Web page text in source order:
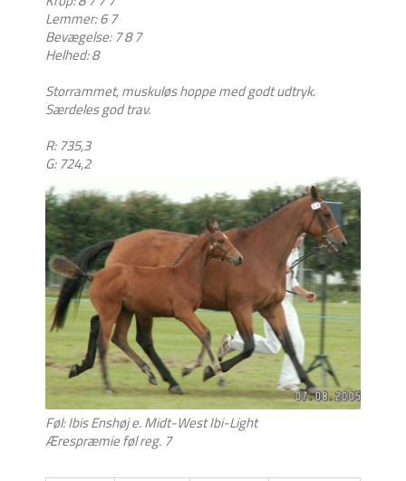
Lemmer: 6 7
Bevægelse: 7 8 7
Helhed: 8
Storrammet, muskuløs hoppe med godt udtryk.
Særdeles god trav.
R: 735,3
G: 724,2
Føl: Ibis Enshøj e. Midt-West Ibi-Light
Ærespræmie føl reg. 7